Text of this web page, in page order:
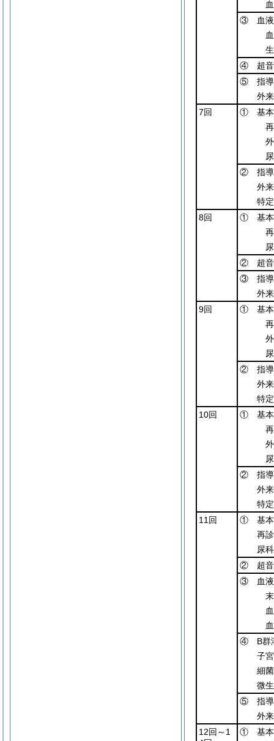
③ 血液
④ 超音
⑤ 指導
外
7回
① 基本
② 指導
外
特
8回
① 基本
② 超音
③ 指導
外
9回
① 基本
② 指導
外
特
10回
① 基本
② 指導
外
特
11回
① 基本
再診
尿
② 超音
③ 血液
④ B群
子
細
微
⑤ 指導
外
12回～1
① 基本